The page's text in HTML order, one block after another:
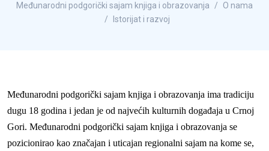
Međunarodni podgorički sajam knjiga i obrazovanja
O nama
Istorijat i razvoj
Međunarodni podgorički sajam knjiga i obrazovanja ima tradiciju
dugu 18 godina i jedan je od najvećih kulturnih događaja u Crnoj
Gori. Međunarodni podgorički sajam knjiga i obrazovanja se
pozicionirao kao značajan i uticajan regionalni sajam na kome se,